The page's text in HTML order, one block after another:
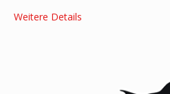
Weitere Details